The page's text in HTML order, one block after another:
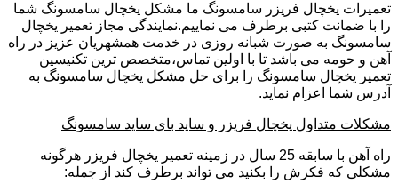
تعمیرات یخچال فریزر سامسونگ ما مشکل یخچال سامسونگ شما
را با ضمانت کتبی برطرف می نماییم.نمایندگی مجاز تعمیر یخچال
سامسونگ به صورت شبانه روزی در خدمت همشهریان عزیز در راه
آهن و حومه می باشد تا با اولین تماس،متخصص ترین تکنیسین
تعمیر یخچال سامسونگ را برای حل مشکل یخچال سامسونگ به
آدرس شما اعزام نماید.
مشکلات متداول یخچال فریزر و ساید بای ساید سامسونگ
راه آهن با سابقه 25 سال در زمینه تعمیر یخچال فریزر هرگونه
مشکلی که فکرش را بکنید می تواند برطرف کند از جمله: